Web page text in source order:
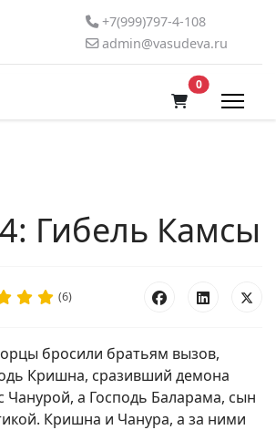
+7(999)797-4-108
admin@vasudeva.ru
0В корзину
Гибель Камсы
(6)
бросили братьям вызов,
Кришна, сразивший демона
Чанурой, а Господь Баларама, сын
Кришна и Чанура, а за ними